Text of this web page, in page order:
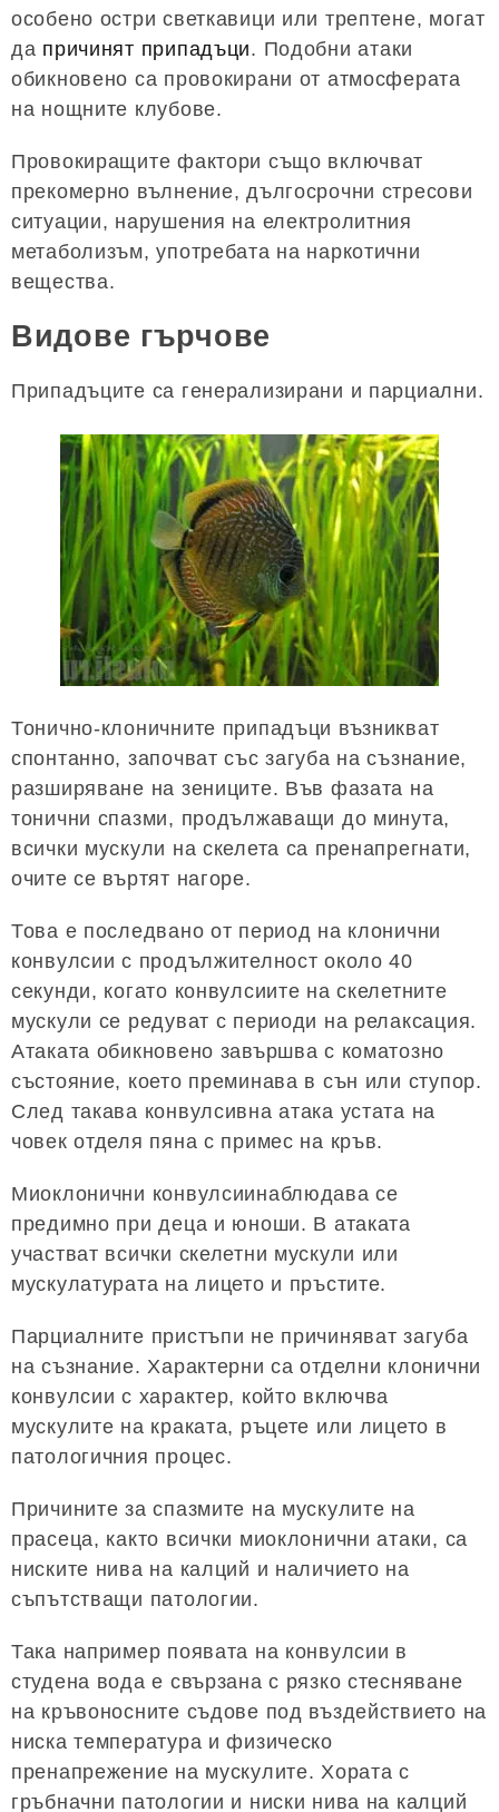
особено остри светкавици или трептене, могат
да причинят припадъци. Подобни атаки
обикновено са провокирани от атмосферата
на нощните клубове.
Провокиращите фактори също включват
прекомерно вълнение, дългосрочни стресови
ситуации, нарушения на електролитния
метаболизъм, употребата на наркотични
вещества.
Видове гърчове
Припадъците са генерализирани и парциални.
Тонично-клоничните припадъци възникват
спонтанно, започват със загуба на съзнание,
разширяване на зениците. Във фазата на
тонични спазми, продължаващи до минута,
всички мускули на скелета са пренапрегнати,
очите се въртят нагоре.
Това е последвано от период на клонични
конвулсии с продължителност около 40
секунди, когато конвулсиите на скелетните
мускули се редуват с периоди на релаксация.
Атаката обикновено завършва с коматозно
състояние, което преминава в сън или ступор.
След такава конвулсивна атака устата на
човек отделя пяна с примес на кръв.
Миоклонични конвулсиинаблюдава се
предимно при деца и юноши. В атаката
участват всички скелетни мускули или
мускулатурата на лицето и пръстите.
Парциалните пристъпи не причиняват загуба
на съзнание. Характерни са отделни клонични
конвулсии с характер, който включва
мускулите на краката, ръцете или лицето в
патологичния процес.
Причините за спазмите на мускулите на
прасеца, както всички миоклонични атаки, са
ниските нива на калций и наличието на
съпътстващи патологии.
Така например появата на конвулсии в
студена вода е свързана с рязко стесняване
на кръвоносните съдове под въздействието на
ниска температура и физическо
пренапрежение на мускулите. Хората с
гръбначни патологии и ниски нива на калций